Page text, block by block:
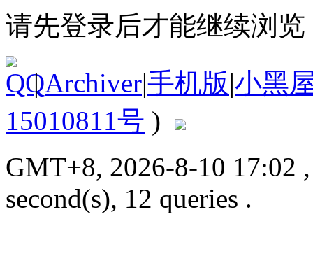
请先登录后才能继续浏览
| Archiver|手机版|小黑
15010811号 )
GMT+8, 2026-8-10 17:02
second(s), 12 queries .